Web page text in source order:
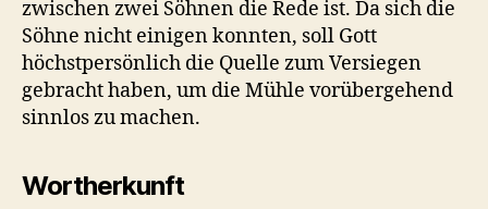
zwischen zwei Söhnen die Rede ist. Da sich die
Söhne nicht einigen konnten, soll Gott
höchstpersönlich die Quelle zum Versiegen
gebracht haben, um die Mühle vorübergehend
sinnlos zu machen.
Wortherkunft